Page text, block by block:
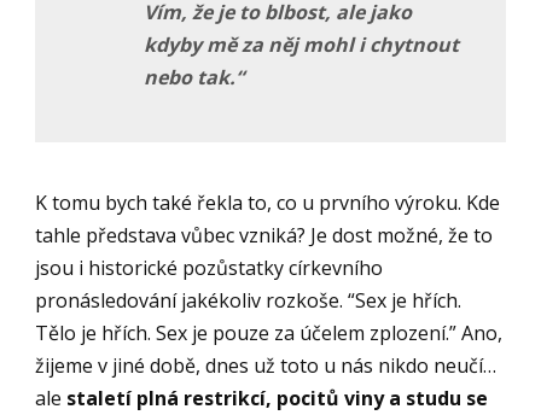
Vím, že je to blbost, ale jako
kdyby mě za něj mohl i chytnout
nebo tak.“
K tomu bych také řekla to, co u prvního výroku. Kde
tahle představa vůbec vzniká? Je dost možné, že to
jsou i historické pozůstatky církevního
pronásledování jakékoliv rozkoše. “Sex je hřích.
Tělo je hřích. Sex je pouze za účelem zplození.” Ano,
žijeme v jiné době, dnes už toto u nás nikdo neučí…
ale staletí plná restrikcí, pocitů viny a studu se